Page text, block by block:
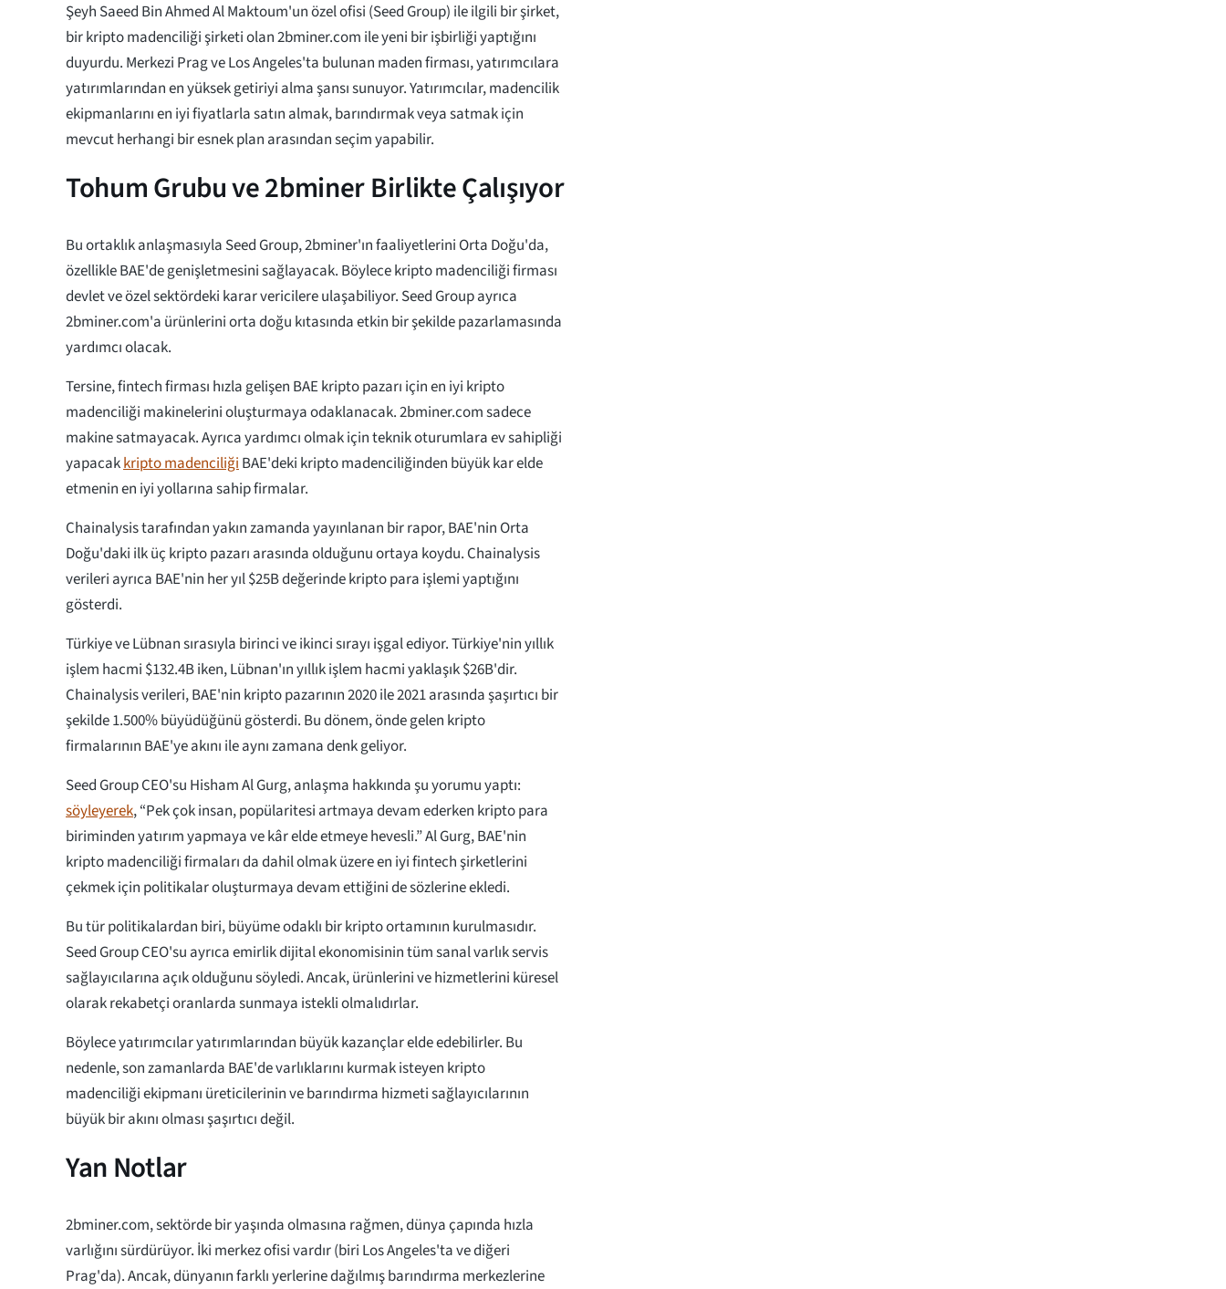
Şeyh Saeed Bin Ahmed Al Maktoum'un özel ofisi (Seed Group) ile ilgili bir şirket,
bir kripto madenciliği şirketi olan 2bminer.com ile yeni bir işbirliği yaptığını
duyurdu. Merkezi Prag ve Los Angeles'ta bulunan maden firması, yatırımcılara
yatırımlarından en yüksek getiriyi alma şansı sunuyor. Yatırımcılar, madencilik
ekipmanlarını en iyi fiyatlarla satın almak, barındırmak veya satmak için
mevcut herhangi bir esnek plan arasından seçim yapabilir.
Tohum Grubu ve 2bminer Birlikte Çalışıyor
Bu ortaklık anlaşmasıyla Seed Group, 2bminer'ın faaliyetlerini Orta Doğu'da,
özellikle BAE'de genişletmesini sağlayacak. Böylece kripto madenciliği firması
devlet ve özel sektördeki karar vericilere ulaşabiliyor. Seed Group ayrıca
2bminer.com'a ürünlerini orta doğu kıtasında etkin bir şekilde pazarlamasında
yardımcı olacak.
Tersine, fintech firması hızla gelişen BAE kripto pazarı için en iyi kripto
madenciliği makinelerini oluşturmaya odaklanacak. 2bminer.com sadece
makine satmayacak. Ayrıca yardımcı olmak için teknik oturumlara ev sahipliği
yapacakkripto madenciliğiBAE'deki kripto madenciliğinden büyük kar elde
etmenin en iyi yollarına sahip firmalar.
Chainalysis tarafından yakın zamanda yayınlanan bir rapor, BAE'nin Orta
Doğu'daki ilk üç kripto pazarı arasında olduğunu ortaya koydu. Chainalysis
verileri ayrıca BAE'nin her yıl $25B değerinde kripto para işlemi yaptığını
gösterdi.
Türkiye ve Lübnan sırasıyla birinci ve ikinci sırayı işgal ediyor. Türkiye'nin yıllık
işlem hacmi $132.4B iken, Lübnan'ın yıllık işlem hacmi yaklaşık $26B'dir.
Chainalysis verileri, BAE'nin kripto pazarının 2020 ile 2021 arasında şaşırtıcı bir
şekilde 1.500% büyüdüğünü gösterdi. Bu dönem, önde gelen kripto
firmalarının BAE'ye akını ile aynı zamana denk geliyor.
Seed Group CEO'su Hisham Al Gurg, anlaşma hakkında şu yorumu yaptı:
söyleyerek, “Pek çok insan, popülaritesi artmaya devam ederken kripto para
biriminden yatırım yapmaya ve kâr elde etmeye hevesli.” Al Gurg, BAE'nin
kripto madenciliği firmaları da dahil olmak üzere en iyi fintech şirketlerini
çekmek için politikalar oluşturmaya devam ettiğini de sözlerine ekledi.
Bu tür politikalardan biri, büyüme odaklı bir kripto ortamının kurulmasıdır.
Seed Group CEO'su ayrıca emirlik dijital ekonomisinin tüm sanal varlık servis
sağlayıcılarına açık olduğunu söyledi. Ancak, ürünlerini ve hizmetlerini küresel
olarak rekabetçi oranlarda sunmaya istekli olmalıdırlar.
Böylece yatırımcılar yatırımlarından büyük kazançlar elde edebilirler. Bu
nedenle, son zamanlarda BAE'de varlıklarını kurmak isteyen kripto
madenciliği ekipmanı üreticilerinin ve barındırma hizmeti sağlayıcılarının
büyük bir akını olması şaşırtıcı değil.
Yan Notlar
2bminer.com, sektörde bir yaşında olmasına rağmen, dünya çapında hızla
varlığını sürdürüyor. İki merkez ofisi vardır (biri Los Angeles'ta ve diğeri
Prag'da). Ancak, dünyanın farklı yerlerine dağılmış barındırma merkezlerine